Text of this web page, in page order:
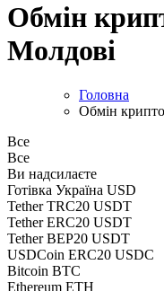
Обмін
Молдові
Головна
Обмін
Все
Все
Ви надсилаєте
Готівка Україна USD
Tether TRC20 USDT
Tether ERC20 USDT
Tether BEP20 USDT
USDCoin ERC20 USDC
Bitcoin BTC
Ethereum ETH